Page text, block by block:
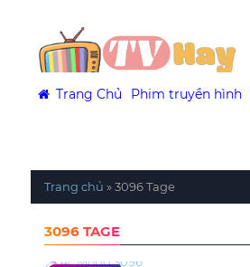
Trang Chủ Phim truyền hình
Trang chủ »3096 Tage
3096 TAGE